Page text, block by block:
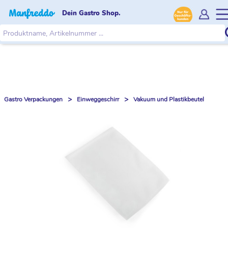
Dein Gastro Shop.
Gastro Verpackungen > Einweggeschirr > Vakuum und Plastikbeutel